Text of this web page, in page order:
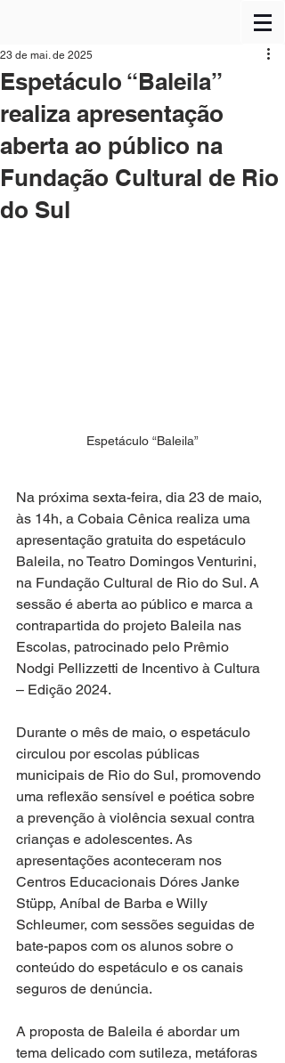
Espetáculo “Baleila”
realiza apresentação
aberta ao público na
Fundação Cultural de Rio
do Sul
23 de mai. de 2025
Espetáculo “Baleila”
Na próxima sexta-feira, dia 23 de maio,
às 14h, a Cobaia Cênica realiza uma
apresentação gratuita do espetáculo
Baleila, no Teatro Domingos Venturini,
na Fundação Cultural de Rio do Sul. A
sessão é aberta ao público e marca a
contrapartida do projeto Baleila nas
Escolas, patrocinado pelo Prêmio
Nodgi Pellizzetti de Incentivo à Cultura
– Edição 2024.
Durante o mês de maio, o espetáculo
circulou por escolas públicas
municipais de Rio do Sul, promovendo
uma reflexão sensível e poética sobre
a prevenção à violência sexual contra
crianças e adolescentes. As
apresentações aconteceram nos
Centros Educacionais Dóres Janke
Stüpp, Aníbal de Barba e Willy
Schleumer, com sessões seguidas de
bate-papos com os alunos sobre o
conteúdo do espetáculo e os canais
seguros de denúncia.
A proposta de Baleila é abordar um
tema delicado com sutileza, metáforas